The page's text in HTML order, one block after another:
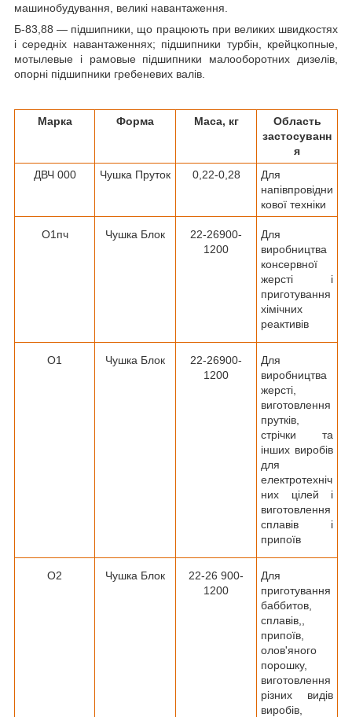
машинобудування, великі навантаження.
Б-83,88 ― підшипники, що працюють при великих швидкостях
і середніх навантаженнях; підшипники турбін, крейцкопные,
мотылевые і рамовые підшипники малооборотних дизелів,
опорні підшипники гребеневих валів.
Марка Форма Маса, кг
Область
застосуванн
я
ДВЧ 000
Чушка Пруток 0,22-0,28
Для
напівпровідни
кової техніки
О1пч Чушка Блок
22-26900-
1200
Для
виробництва
консервної
жерсті і
приготування
хімічних
реактивів
О1 Чушка Блок
22-26900-
1200
Для
виробництва
жерсті,
виготовлення
прутків,
стрічки та
інших виробів
для
електротехніч
них цілей і
виготовлення
сплавів і
припоїв
О2 Чушка Блок
22-26 900-
1200
Для
приготування
баббитов,
сплавів,,
припоїв,
олов'яного
порошку,
виготовлення
різних видів
виробів,